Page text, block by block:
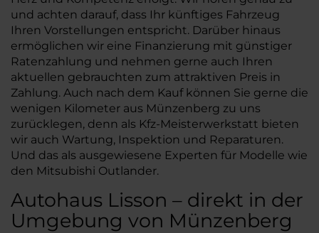
und achten darauf, dass Ihr künftiges Fahrzeug
Ihren Vorstellungen entspricht. Darüber hinaus
ermöglichen wir eine Finanzierung mit günstiger
Ratenzahlung und nehmen gerne auch Ihren
aktuellen gebrauchten zum attraktiven Preis in
Zahlung. Auch nach dem Kauf können Sie gerne die
wenigen Kilometer aus Münzenberg zu uns
zurücklegen, denn als Kfz-Meisterwerkstatt bieten
wir auch Wartung, Inspektion und Reparaturen.
Und das als ausgewiesene Experten für Modelle wie
den Mitsubishi Outlander.
Autohaus Lisson – direkt in der
Umgebung von Münzenberg